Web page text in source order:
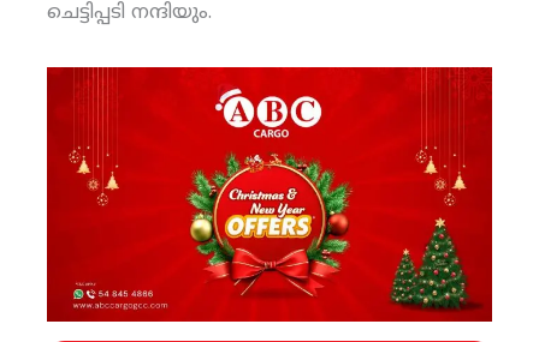
ചെട്ടിപ്പടി നന്ദിയും.